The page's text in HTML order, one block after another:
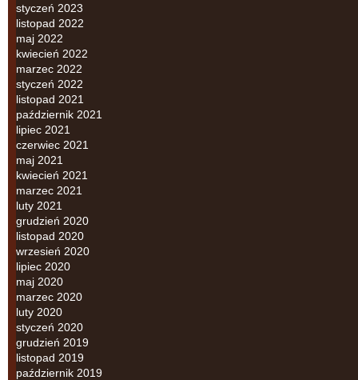
styczeń 2023
listopad 2022
maj 2022
kwiecień 2022
marzec 2022
styczeń 2022
listopad 2021
październik 2021
lipiec 2021
czerwiec 2021
maj 2021
kwiecień 2021
marzec 2021
luty 2021
grudzień 2020
listopad 2020
wrzesień 2020
lipiec 2020
maj 2020
marzec 2020
luty 2020
styczeń 2020
grudzień 2019
listopad 2019
październik 2019